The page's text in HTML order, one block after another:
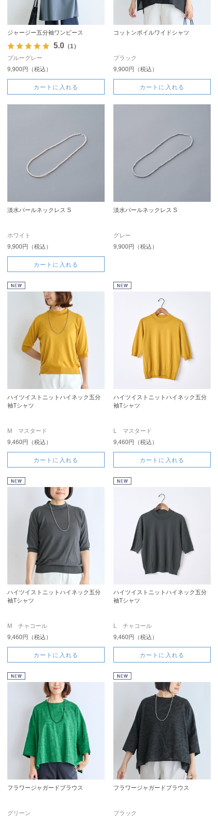
ジャージー五分袖ワンピース
5.0（1）
ブルーグレー
9,900円（税込）
カートに入れる
コットンボイルワイドシャツ
ブラック
9,900円（税込）
カートに入れる
淡水パールネックレス S
ホワイト
9,900円（税込）
カートに入れる
淡水パールネックレス S
グレー
9,900円（税込）
ハイツイストニットハイネック五分
袖Tシャツ
M マスタード
9,460円（税込）
カートに入れる
ハイツイストニットハイネック五分
袖Tシャツ
L マスタード
9,460円（税込）
カートに入れる
ハイツイストニットハイネック五分
袖Tシャツ
M チャコール
9,460円（税込）
カートに入れる
ハイツイストニットハイネック五分
袖Tシャツ
L チャコール
9,460円（税込）
カートに入れる
フラワージャガードブラウス
グリーン
フラワージャガードブラウス
ブラック